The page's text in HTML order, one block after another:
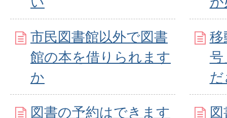
市民図書館以外で図書
館の本を借りられます
か
移
号
図書の予約はできます